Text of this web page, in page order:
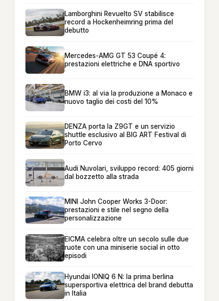
Lamborghini Revuelto SV stabilisce
record a Hockenheimring prima del
debutto
Mercedes-AMG GT 53 Coupé 4:
prestazioni elettriche e DNA sportivo
BMW i3: al via la produzione a Monaco e
nuovo taglio dei costi del 10%
DENZA porta la Z9GT e un servizio
shuttle esclusivo al BIG ART Festival di
Porto Cervo
Audi Nuvolari, sviluppo record: 405 giorni
dal bozzetto alla strada
MINI John Cooper Works 3-Door:
prestazioni e stile nel segno della
personalizzazione
EICMA celebra oltre un secolo sulle due
ruote con una miniserie social in otto
episodi
Hyundai IONIQ 6 N: la prima berlina
supersportiva elettrica del brand debutta
in Italia